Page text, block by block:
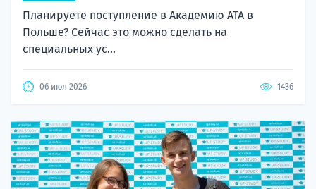
Планируете поступление в Академию ATA в
Польше? Сейчас это можно сделать на
специальных ус...
06 июл 2026 1436